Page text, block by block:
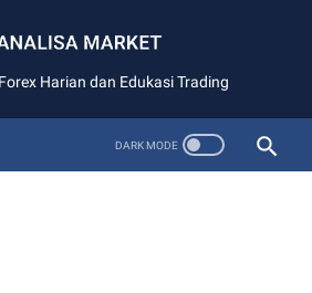
Harian dan Edukasi Trading